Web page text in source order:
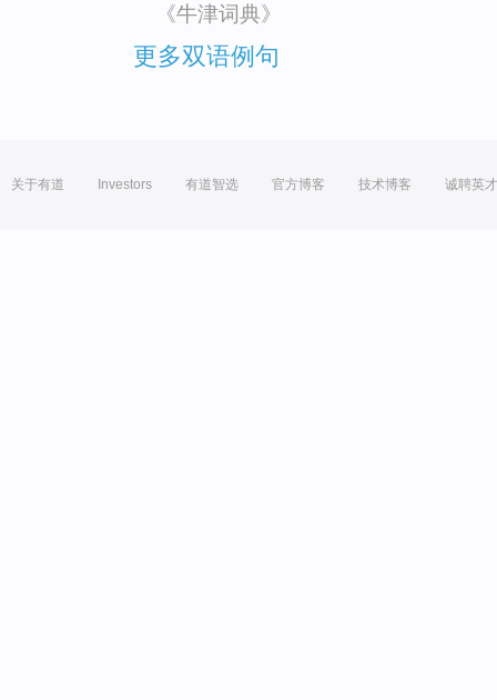
《牛津词典》
更多双语例句
关于有道 Investors 有道智选 官方博客 技术博客 诚聘英才